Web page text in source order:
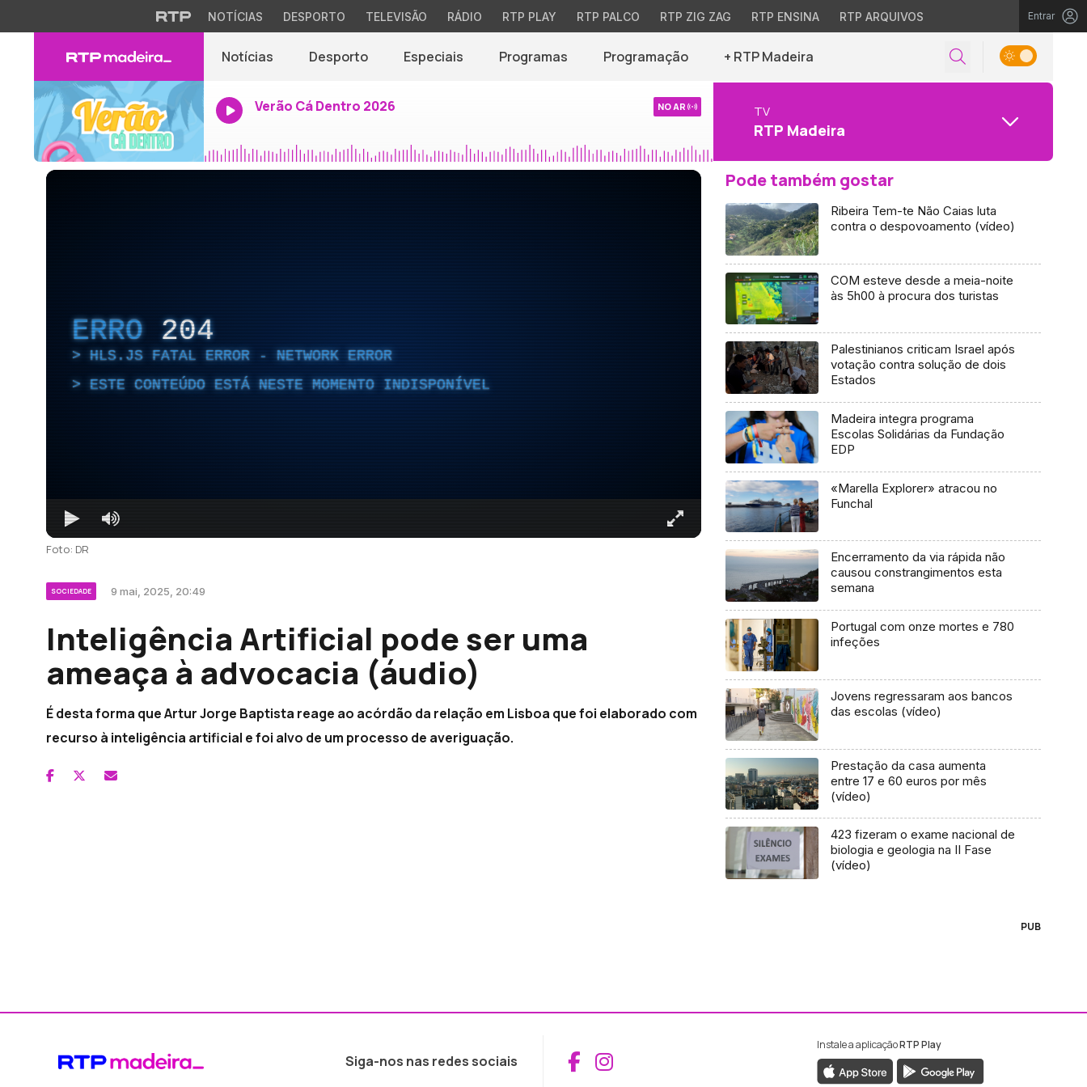
NOTÍCIAS DESPORTO TELEVISÃO RÁDIO RTP PLAY RTP PALCO RTP ZIG ZAG RTP ENSINA RTP ARQUIVOS Entrar
Notícias Desporto Especiais Programas Programação + RTP Madeira
Verão Cá Dentro 2026 NO AR TV
RTP Madeira
ERRO 204
HLS.JS FATAL ERROR - NETWORK ERROR
ESTE CONTEÚDO ESTÁ NESTE MOMENTO INDISPONÍVEL
Foto: DR
SOCIEDADE 9 mai, 2025, 20:49
Inteligência Artificial pode ser uma
ameaça à advocacia (áudio)
É desta forma que Artur Jorge Baptista reage ao acórdão da relação em Lisboa que foi elaborado com
recurso à inteligência artificial e foi alvo de um processo de averiguação.
Pode também gostar
Ribeira Tem-te Não Caias luta
contra o despovoamento (vídeo)
COM esteve desde a meia-noite
às 5h00 à procura dos turistas
Palestinianos criticam Israel após
votação contra solução de dois
Estados
Madeira integra programa
Escolas Solidárias da Fundação
EDP
«Marella Explorer» atracou no
Funchal
Encerramento da via rápida não
causou constrangimentos esta
semana
Portugal com onze mortes e 780
infeções
Jovens regressaram aos bancos
das escolas (vídeo)
Prestação da casa aumenta
entre 17 e 60 euros por mês
(vídeo)
423 fizeram o exame nacional de
biologia e geologia na II Fase
(vídeo)
PUB
Siga-nos nas redes sociais Aceder ao Facebook da RTP Madeira
Aceder ao Instagram da RTP Madeira
Instale a aplicaçãoRTP Play